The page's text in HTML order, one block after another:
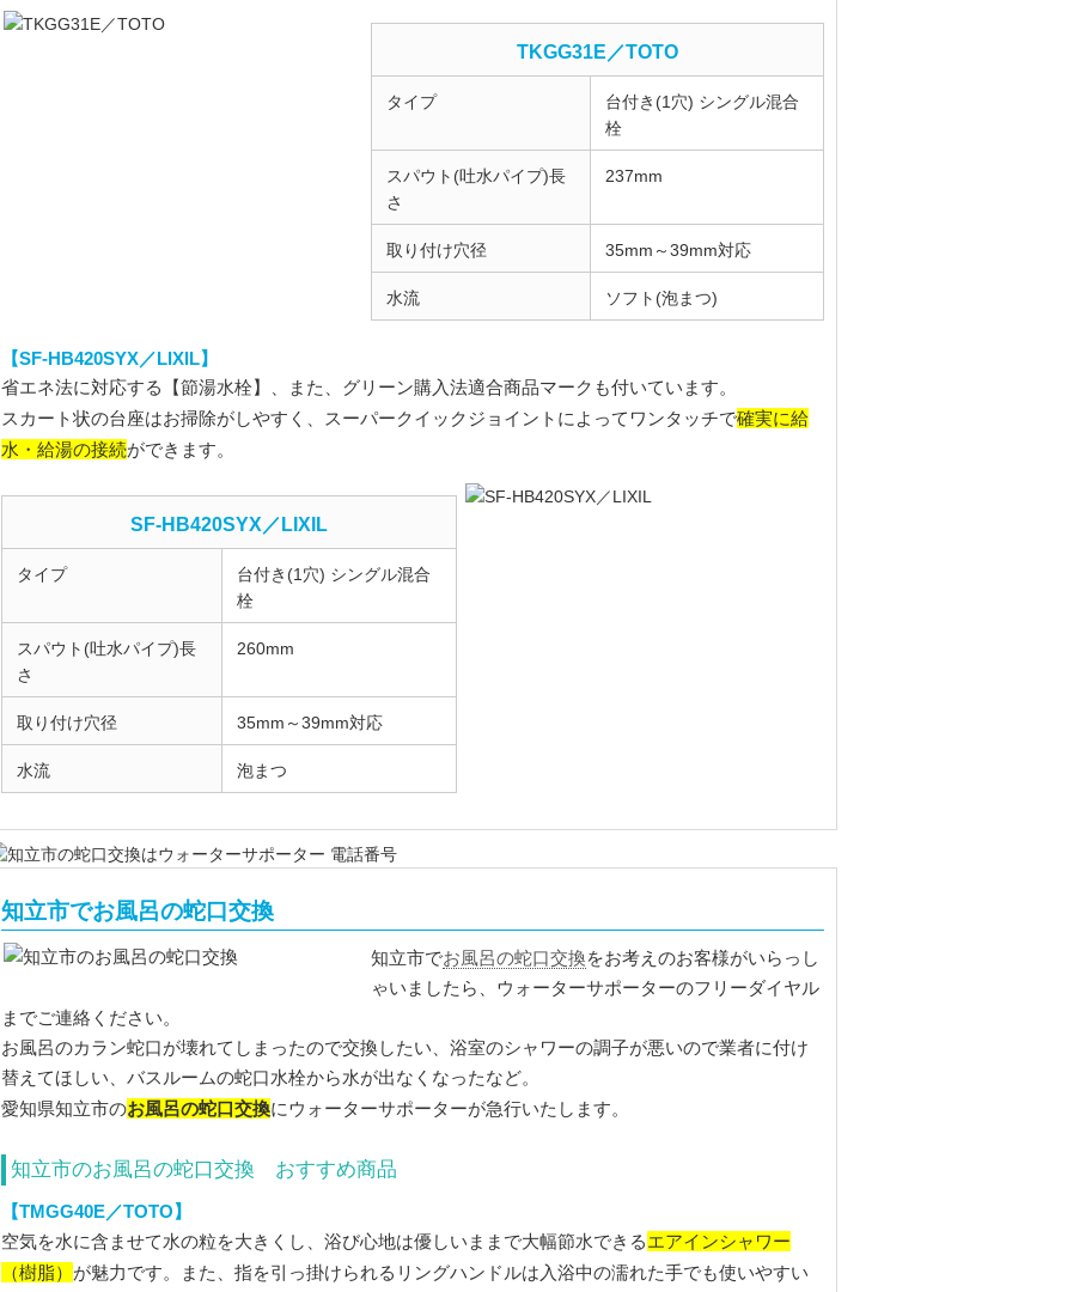
TKGG31E／TOTO
タイプ
台付き(1穴) シングル混合
栓
スパウト(吐水パイプ)長
さ
237mm
取り付け穴径 35mm～39mm対応
水流 ソフト(泡まつ)
【SF-HB420SYX／LIXIL】
省エネ法に対応する【節湯水栓】、また、グリーン購入法適合商品マークも付いています。
スカート状の台座はお掃除がしやすく、スーパークイックジョイントによってワンタッチで確実に給
水・給湯の接続ができます。
SF-HB420SYX／LIXIL
タイプ
台付き(1穴) シングル混合
栓
スパウト(吐水パイプ)長
さ
260mm
取り付け穴径 35mm～39mm対応
水流 泡まつ
知立市でお風呂の蛇口交換
知立市でお風呂の蛇口交換をお考えのお客様がいらっし
ゃいましたら、ウォーターサポーターのフリーダイヤル
までご連絡ください。
お風呂のカラン蛇口が壊れてしまったので交換したい、浴室のシャワーの調子が悪いので業者に付け
替えてほしい、バスルームの蛇口水栓から水が出なくなったなど。
愛知県知立市のお風呂の蛇口交換にウォーターサポーターが急行いたします。
知立市のお風呂の蛇口交換 おすすめ商品
【TMGG40E／TOTO】
空気を水に含ませて水の粒を大きくし、浴び心地は優しいままで大幅節水できるエアインシャワー
（樹脂） が魅力です。また、指を引っ掛けられるリングハンドルは入浴中の濡れた手でも使いやすい